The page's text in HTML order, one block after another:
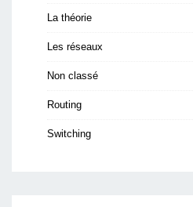
La théorie
Les réseaux
Non classé
Routing
Switching